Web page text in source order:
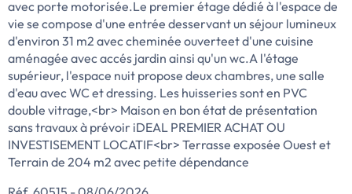
avec porte motorisée.Le premier étage dédié à l'espace de
vie se compose d'une entrée desservant un séjour lumineux
d'environ 31 m2 avec cheminée ouverteet d'une cuisine
aménagée avec accés jardin ainsi qu'un wc.A l'étage
supérieur, l'espace nuit propose deux chambres, une salle
d'eau avec WC et dressing. Les huisseries sont en PVC
double vitrage,<br> Maison en bon état de présentation
sans travaux à prévoir iDEAL PREMIER ACHAT OU
INVESTISEMENT LOCATIF<br> Terrasse exposée Ouest et
Terrain de 204 m2 avec petite dépendance